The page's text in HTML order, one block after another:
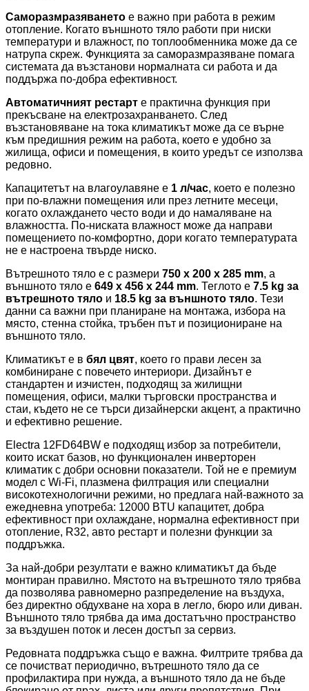
Саморазмразяването е важно при работа в режим
отопление. Когато външното тяло работи при ниски
температури и влажност, по топлообменника може да се
натрупа скреж. Функцията за саморазмразяване помага
системата да възстанови нормалната си работа и да
поддържа по-добра ефективност.
Автоматичният рестарт е практична функция при
прекъсване на електрозахранването. След
възстановяване на тока климатикът може да се върне
към предишния режим на работа, което е удобно за
жилища, офиси и помещения, в които уредът се използва
редовно.
Капацитетът на влагоулавяне е 1 л/час, което е полезно
при по-влажни помещения или през летните месеци,
когато охлаждането често води и до намаляване на
влажността. По-ниската влажност може да направи
помещението по-комфортно, дори когато температурата
не е настроена твърде ниско.
Вътрешното тяло е с размери 750 x 200 x 285 mm, а
външното тяло е 649 x 456 x 244 mm. Теглото е 7.5 kg за
вътрешното тяло и 18.5 kg за външното тяло. Тези
данни са важни при планиране на монтажа, избора на
място, стенна стойка, тръбен път и позициониране на
външното тяло.
Климатикът е в бял цвят, което го прави лесен за
комбиниране с повечето интериори. Дизайнът е
стандартен и изчистен, подходящ за жилищни
помещения, офиси, малки търговски пространства и
стаи, където не се търси дизайнерски акцент, а практично
и ефективно решение.
Electra 12FD64BW е подходящ избор за потребители,
които искат базов, но функционален инверторен
климатик с добри основни показатели. Той не е премиум
модел с Wi-Fi, плазмена филтрация или специални
високотехнологични режими, но предлага най-важното за
ежедневна употреба: 12000 BTU капацитет, добра
ефективност при охлаждане, нормална ефективност при
отопление, R32, авто рестарт и полезни функции за
поддръжка.
За най-добри резултати е важно климатикът да бъде
монтиран правилно. Мястото на вътрешното тяло трябва
да позволява равномерно разпределение на въздуха,
без директно обдухване на хора в легло, бюро или диван.
Външното тяло трябва да има достатъчно пространство
за въздушен поток и лесен достъп за сервиз.
Редовната поддръжка също е важна. Филтрите трябва да
се почистват периодично, вътрешното тяло да се
профилактира при нужда, а външното тяло да не бъде